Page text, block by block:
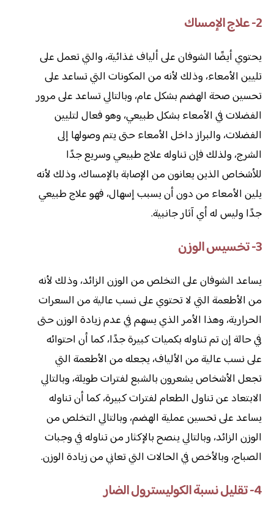
2- علاج الإمساك
يحتوي أيضًا الشوفان على ألياف غذائية، والتي تعمل على
تليين الأمعاء، وذلك لأنه من المكونات التي تساعد على
تحسين صحة الهضم بشكل عام، وبالتالي تساعد على مرور
الفضلات في الأمعاء بشكل طبيعي، وهو فعال لتليين
الفضلات، والبراز داخل الأمعاء حتى يتم وصولها إلى
الشرج، ولذلك فإن تناوله علاج طبيعي وسريع جدًا
للأشخاص الذين يعانون من الإصابة بالإمساك، وذلك لأنه
يلين الأمعاء من دون أن يسبب إسهال، فهو علاج طبيعي
جدًا وليس له أي آثار جانبية.
3- تخسيس الوزن
يساعد الشوفان على التخلص من الوزن الزائد، وذلك لأنه
من الأطعمة التي لا تحتوي على نسب عالية من السعرات
الحرارية، وهذا الأمر الذي يسهم في عدم زيادة الوزن حتى
في حالة إن تم تناوله بكميات كبيرة جدًا، كما أن احتوائه
على نسب عالية من الألياف، يجعله من الأطعمة التي
تجعل الأشخاص يشعرون بالشبع لفترات طويلة، وبالتالي
الابتعاد عن تناول الطعام لفترات كبيرة، كما أن تناوله
يساعد على تحسين عملية الهضم، وبالتالي التخلص من
الوزن الزائد، وبالتالي ينصح بالإكثار من تناوله في وجبات
الصباح، وبالأخص في الحالات التي تعاني من زيادة الوزن.
4- تقليل نسبة الكوليسترول الضار